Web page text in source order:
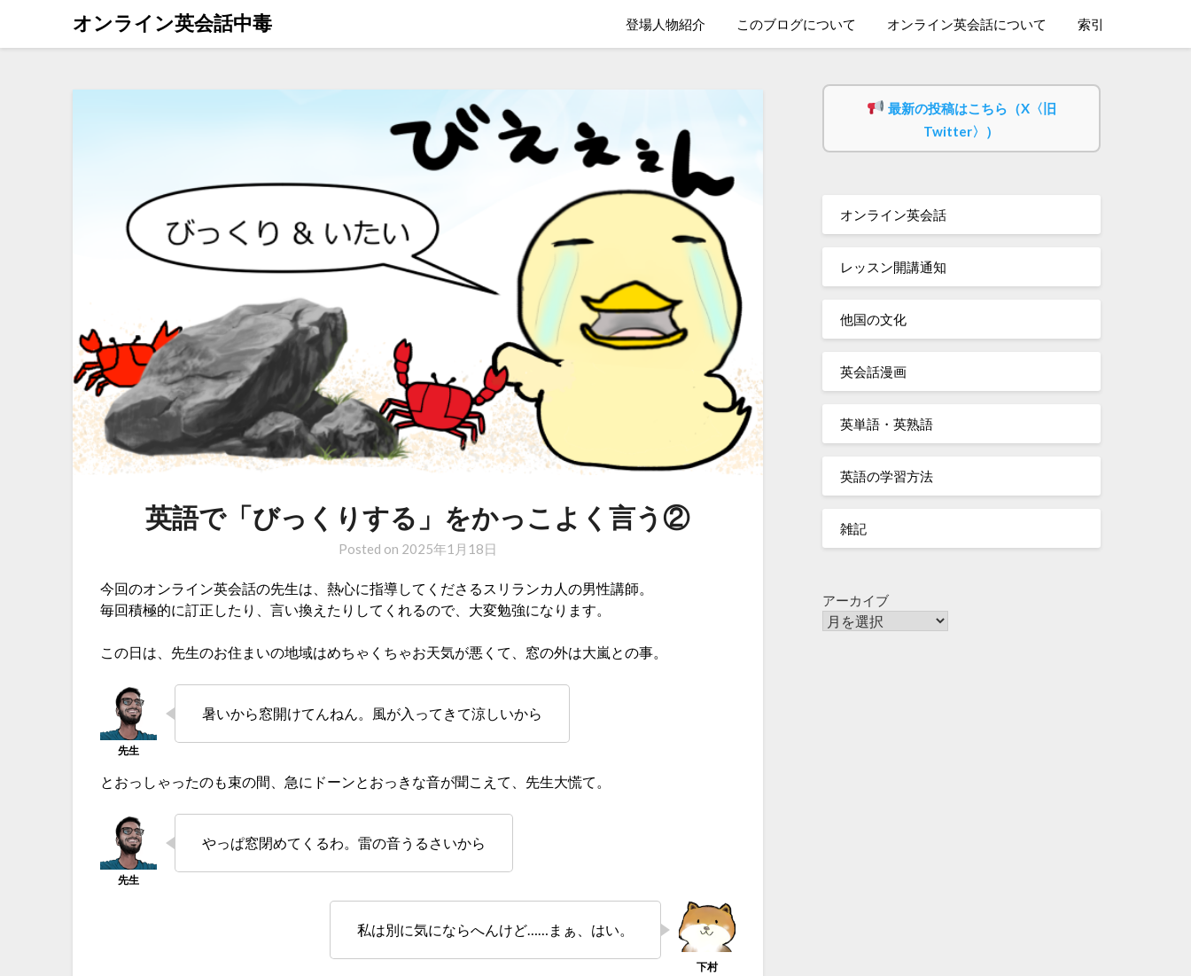
オンライン英会話中毒 登場人物紹介 このブログについて オンライン英会話について 索引
英語で「びっくりする」をかっこよく言う②
Posted on 2025年1月18日
今回のオンライン英会話の先生は、熱心に指導してくださるスリランカ人の男性講師。
毎回積極的に訂正したり、言い換えたりしてくれるので、大変勉強になります。
この日は、先生のお住まいの地域はめちゃくちゃお天気が悪くて、窓の外は大嵐との事。
暑いから窓開けてんねん。風が入ってきて涼しいから
とおっしゃったのも束の間、急にドーンとおっきな音が聞こえて、先生大慌て。
やっぱ窓閉めてくるわ。雷の音うるさいから
私は別に気にならへんけど……まぁ、はい。
最新の投稿はこちら（X〈旧
Twitter〉）
オンライン英会話
レッスン開講通知
他国の文化
英会話漫画
英単語・英熟語
英語の学習方法
雑記
アーカイブ